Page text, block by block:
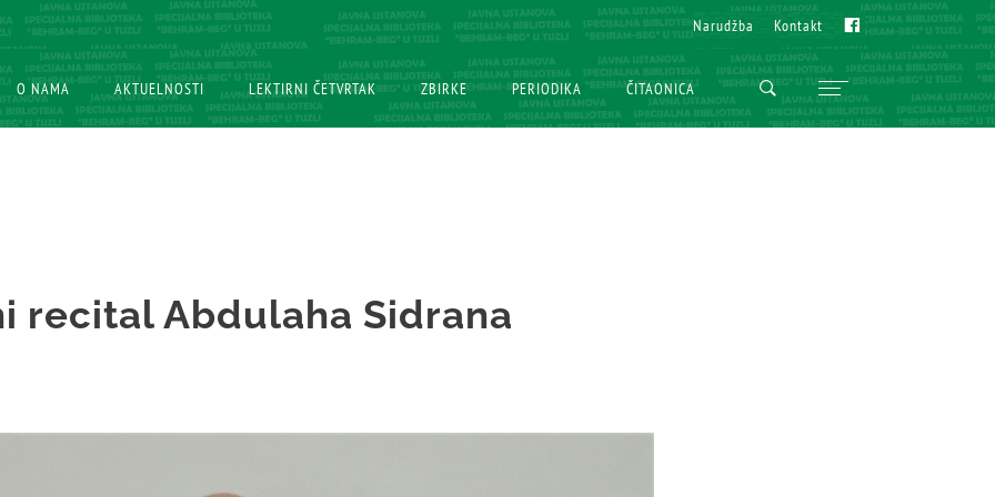
Narudžba
Narudžba Kontakt
Kontakt Fb
Fb
O NAMA
O NAMA AKTUELNOSTI
AKTUELNOSTI LEKTIRNI ČETVRTAK
LEKTIRNI ČETVRTAK ZBIRKE
ZBIRKE PERIODIKA
PERIODIKA ČITAONICA
ČITAONICA
recital Abdulaha Sidrana